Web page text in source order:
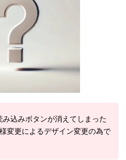
み込みボタンが消えてしまった
変更によるデザイン変更の為で